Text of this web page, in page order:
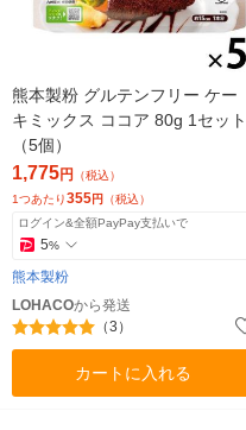
熊本製粉 グルテンフリー ケー
キミックス ココア 80g 1セット
（5個）
1,775円 （税込）
1つあたり355円 （税込）
ログイン&全額PayPay支払いで
5%
熊本製粉
LOHACOから発送
（3）
カートに入れる